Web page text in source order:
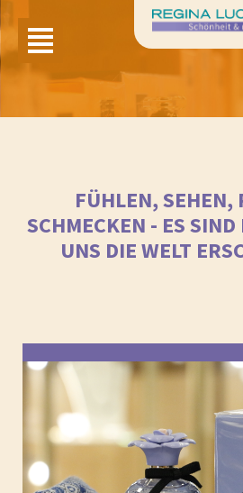
FÜHLEN, SEHEN,
SCHMECKEN - ES
UNS DIE WELT